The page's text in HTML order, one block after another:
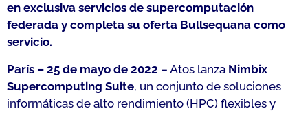
en exclusiva servicios de supercomputación
federada y completa su oferta Bullsequana como
servicio.
París – 25 de mayo de 2022 – Atos lanza Nimbix
Supercomputing Suite, un conjunto de soluciones
informáticas de alto rendimiento (HPC) flexibles y